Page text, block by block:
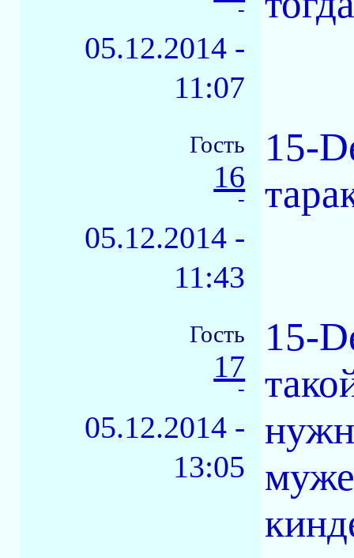
-
05.12.2014 -
11:07
Гость
16
-
05.12.2014 -
11:43
15-
Гость
17
-
05.12.2014 -
13:05
15-